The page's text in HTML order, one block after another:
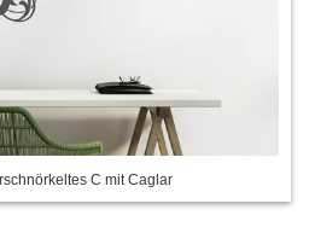
C mit Caglar